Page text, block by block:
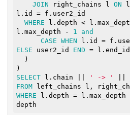
JOIN right_chains l ON
l.id = f.user2_id
WHERE l.depth <
l.max_depth - 1
and
CASE WHEN l.id =
ELSE user2_id END = l.end_id
SELECT l.chain || ' -> '
FROM
WHERE l.depth = l.max_depth
depth